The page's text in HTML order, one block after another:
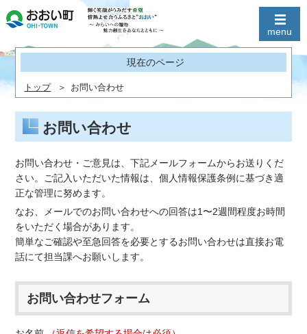
現在のページ
トップ お問い合わせ
お問い合わせ
お問い合わせ・ご意見は、下記メールフォームからお送りくだ
さい。ご記入いただいた情報は、個人情報保護条例に基づき適
正な管理に努めます。
なお、メールでのお問い合わせへの回答は1〜2週間程度お時間
をいただく場合があります。
簡単なご確認や至急回答を必要とするお問い合わせは直接お電
話にて担当課へお願いします。
お問い合わせフォーム